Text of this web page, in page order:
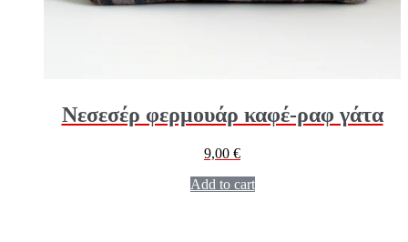
Νεσεσέρ φερμουάρ καφέ-ραφ γάτα
9,00 €
Add to cart